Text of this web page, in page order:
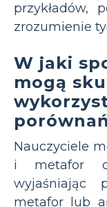
przykładów,
zrozumienie
W jaki
mogą
Nauczyciele
i metafor
wyjaśniając
metafor lub